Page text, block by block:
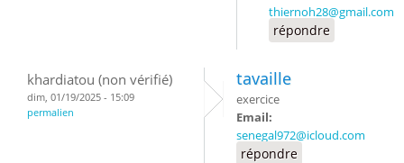
thiernoh28@gmail.com
répondre
khardiatou (non vérifié)
dim, 01/19/2025 - 15:09
permalien
tavaille
exercice
Email:
senegal972@icloud.com
répondre